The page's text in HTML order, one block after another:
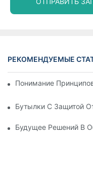
РЕКОМЕНДУЕМЫЕ
Понимание
Бутылки С Защитой
Будущее Решений В